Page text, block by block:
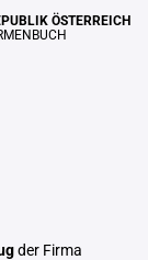
ÖSTERREICH
der Firma